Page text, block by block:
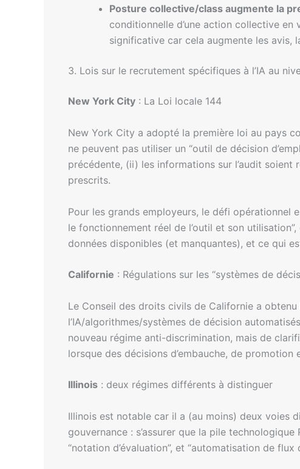
Posture collective/class augmente la
conditionnelle d’une action collective en
significative car cela augmente les avis,
3. Lois sur le recrutement spécifiques à l’IA au
New York City : La Loi locale 144
New York City a adopté la première loi au pays
ne peuvent pas utiliser un “outil de décision
précédente, (ii) les informations sur l’audit
prescrits.
Pour les grands employeurs, le défi opérationnel
le fonctionnement réel de l’outil et son
données disponibles (et manquantes), et ce qui
Californie : Régulations sur les “systèmes de
Le Conseil des droits civils de Californie a
l’IA/algorithmes/systèmes de décision
nouveau régime anti-discrimination, mais de
lorsque des décisions d’embauche, de
Illinois : deux régimes différents à distinguer
Illinois est notable car il a (au moins) deux voies
gouvernance : s’assurer que la pile
“notation d’évaluation”, et “automatisation de